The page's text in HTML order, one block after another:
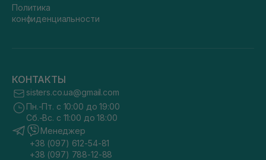
Политика
конфиденциальности
КОНТАКТЫ
sisters.co.ua@gmail.com
Пн.-Пт. с 10:00 до 19:00
Сб.-Вс. с 11:00 до 18:00
Менеджер
+38 (097) 612-54-81
+38 (097) 788-12-88